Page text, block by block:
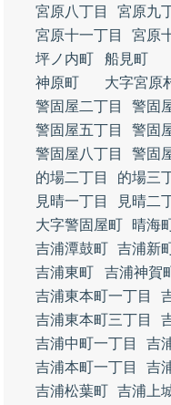
宮原八丁目
宮原九
宮原十一丁目
宮原
坪ノ内町
船見町
神原町
大字宮原
警固屋二丁目
警固
警固屋五丁目
警固
警固屋八丁目
警固
的場二丁目
的場三
見晴一丁目
見晴二
大字警固屋町
晴海
吉浦潭鼓町 吉浦新
吉浦東町
吉浦神賀
吉浦東本町一丁目
吉浦東本町三丁目
吉浦中町一丁目
吉
吉浦本町一丁目
吉
吉浦松葉町 吉浦上